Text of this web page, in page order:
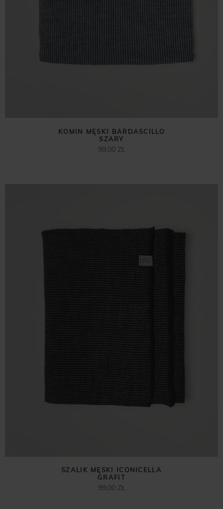
KOMIN MĘSKI BARDASCILLO
SZARY
99,00 ZŁ
SZALIK MĘSKI ICONICELLA
GRAFIT
99,00 ZŁ